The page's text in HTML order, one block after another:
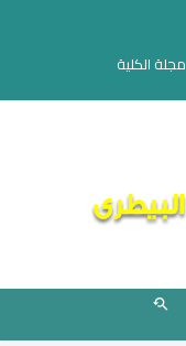
مجلة الكلية